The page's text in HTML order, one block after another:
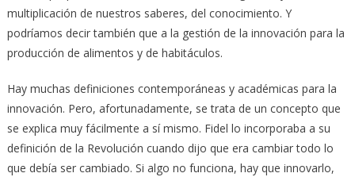
multiplicación de nuestros saberes, del conocimiento. Y
podríamos decir también que a la gestión de la innovación para la
producción de alimentos y de habitáculos.
Hay muchas definiciones contemporáneas y académicas para la
innovación. Pero, afortunadamente, se trata de un concepto que
se explica muy fácilmente a sí mismo. Fidel lo incorporaba a su
definición de la Revolución cuando dijo que era cambiar todo lo
que debía ser cambiado. Si algo no funciona, hay que innovarlo,